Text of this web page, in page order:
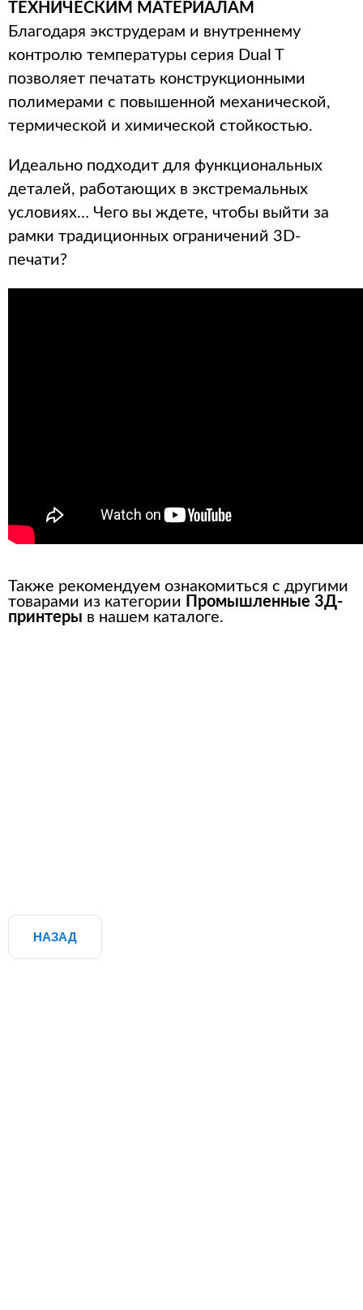
ТЕХНИЧЕСКИМ МАТЕРИАЛАМ
Благодаря экструдерам и внутреннему
контролю температуры серия Dual T
позволяет печатать конструкционными
полимерами с повышенной механической,
термической и химической стойкостью.
Идеально подходит для функциональных
деталей, работающих в экстремальных
условиях… Чего вы ждете, чтобы выйти за
рамки традиционных ограничений 3D-
печати?
Также рекомендуем ознакомиться с другими
товарами из категории Промышленные 3Д-
принтеры в нашем каталоге.
НАЗАД